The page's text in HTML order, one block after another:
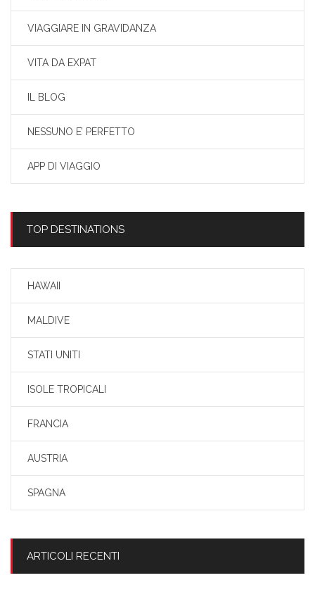
VIAGGIARE IN GRAVIDANZA
VITA DA EXPAT
IL BLOG
NESSUNO E’ PERFETTO
APP DI VIAGGIO
TOP DESTINATIONS
HAWAII
MALDIVE
STATI UNITI
ISOLE TROPICALI
FRANCIA
AUSTRIA
SPAGNA
ARTICOLI RECENTI